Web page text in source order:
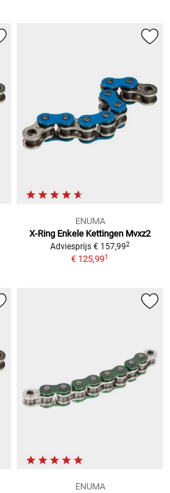
ENUMA
X-Ring Enkele Kettingen Mvxz2
Adviesprijs € 157,992
€ 125,991
ENUMA